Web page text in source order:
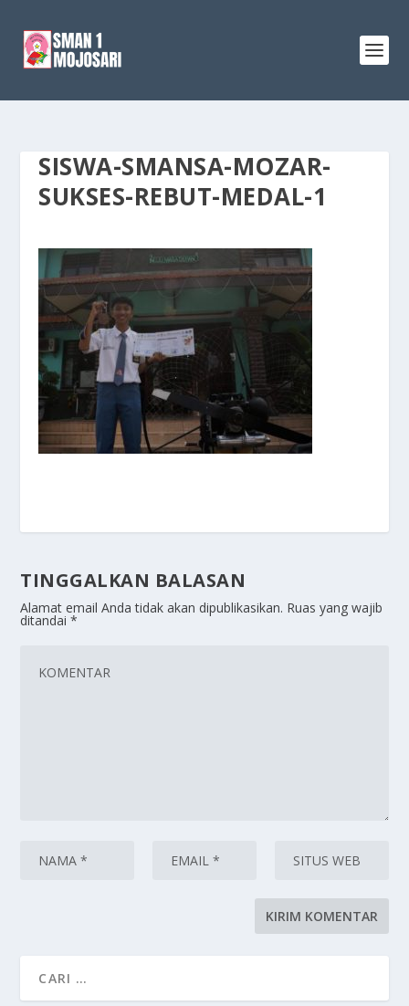
SISWA-SMANSA-MOZAR-
SUKSES-REBUT-MEDAL-1
TINGGALKAN BALASAN
Alamat email Anda tidak akan dipublikasikan. Ruas yang wajib
ditandai*